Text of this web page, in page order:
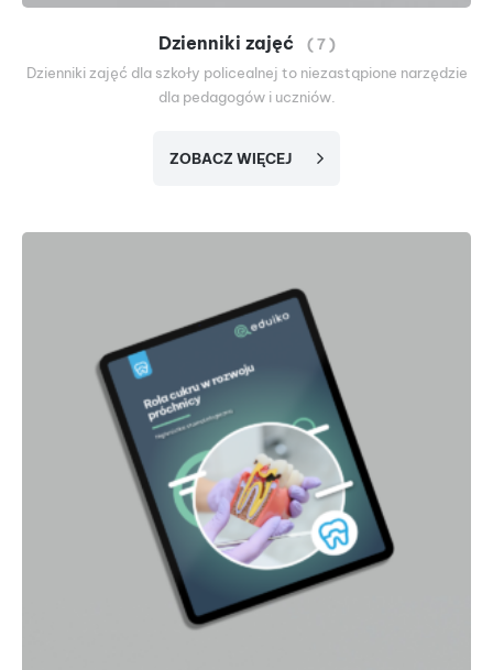
Dzienniki zajęć
( 7 )
Dzienniki zajęć dla szkoły policealnej to niezastąpione narzędzie
dla pedagogów i uczniów.
ZOBACZ WIĘCEJ